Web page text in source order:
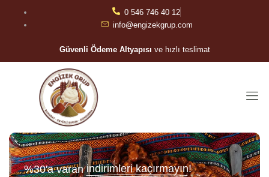
0 546 746 40 12
info@engizekgrup.com
Güvenli Ödeme Altyapısı ve hızlı teslimat
%30'a varanindirimleri kaçırmayın!